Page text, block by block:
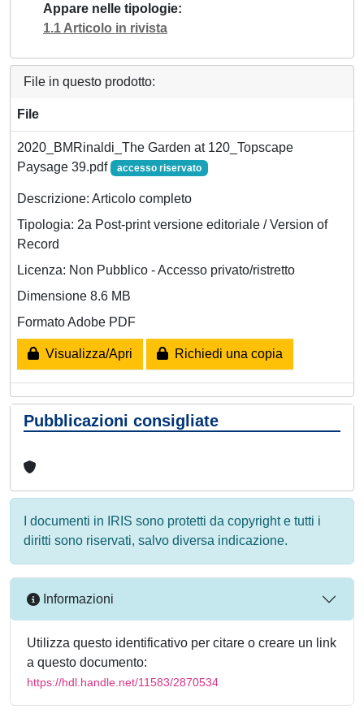
Appare nelle tipologie
1.1 Articolo in rivista
File in questo prodotto:
File
2020_BMRinaldi_The Garden at 120_Topscape
Paysage 39.pdf
accesso riservato
Descrizione: Articolo completo
Tipologia: 2a Post-print versione editoriale / Version of
Record
Licenza: Non Pubblico - Accesso privato/ristretto
Dimensione 8.6 MB
Formato Adobe PDF
Visualizza/Apri Richiedi una copia
Pubblicazioni consigliate
I documenti in IRIS sono protetti da copyright e tutti i
diritti sono riservati, salvo diversa indicazione.
Informazioni
Utilizza questo identificativo per citare o creare un link
a questo documento:
https://hdl.handle.net/11583/2870534